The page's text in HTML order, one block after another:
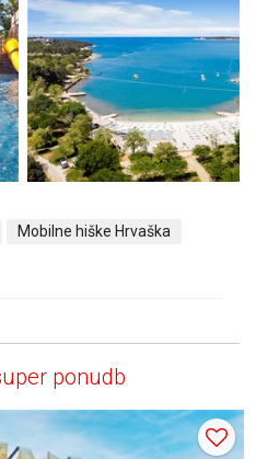
Mobilne hiške Hrvaška
ponudb